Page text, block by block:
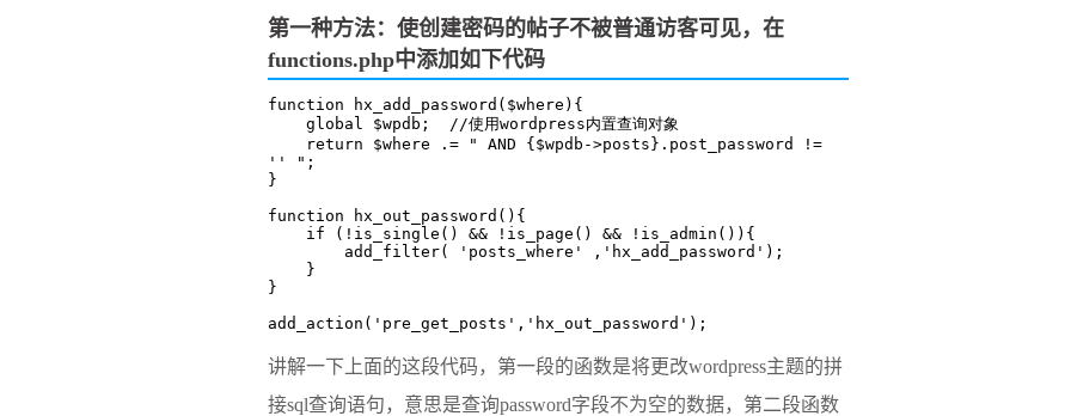
第一种方法：使创建密码的帖子不被普通访客可见，在
functions.php中添加如下代码
function hx_add_password($where){
'' ";
}
function hx_out_password(){
}
add_action('pre_get_posts','hx_out_password');
讲解一下上面的这段代码，第一段的函数是将更改wordpress主题的拼
接sql查询语句，意思是查询password字段不为空的数据，第二段函数